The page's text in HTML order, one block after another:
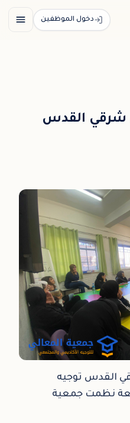
הראשי
دخول الموظفين
شرقي القدس
القدس توجيه
نظمت جمعية